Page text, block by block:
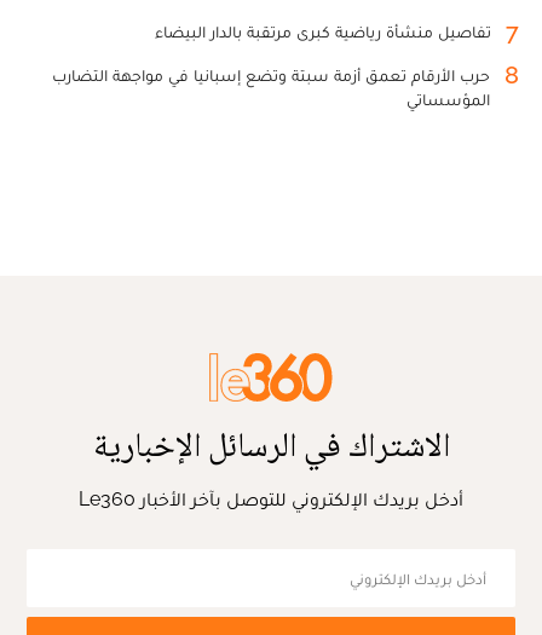
7 تفاصيل منشأة رياضية كبرى مرتقبة بالدار البيضاء
8
حرب الأرقام تعمق أزمة سبتة وتضع إسبانيا في مواجهة التضارب
المؤسساتي
الاشتراك في الرسائل الإخبارية
أدخل بريدك الإلكتروني للتوصل بآخر الأخبار Le360